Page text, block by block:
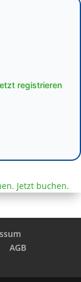
registrieren
Jetzt buchen.
AGB